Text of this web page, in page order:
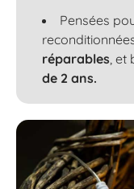
Pensées
réparables ,
de 2 ans.